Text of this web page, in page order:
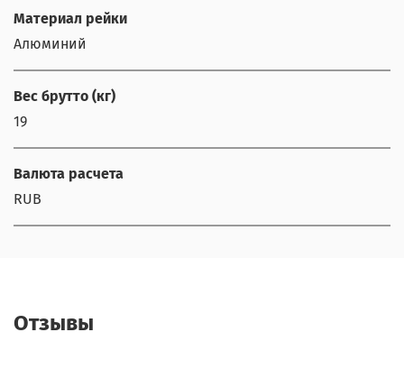
Материал рейки
Алюминий
Вес брутто (кг)
19
Валюта расчета
RUB
Отзывы